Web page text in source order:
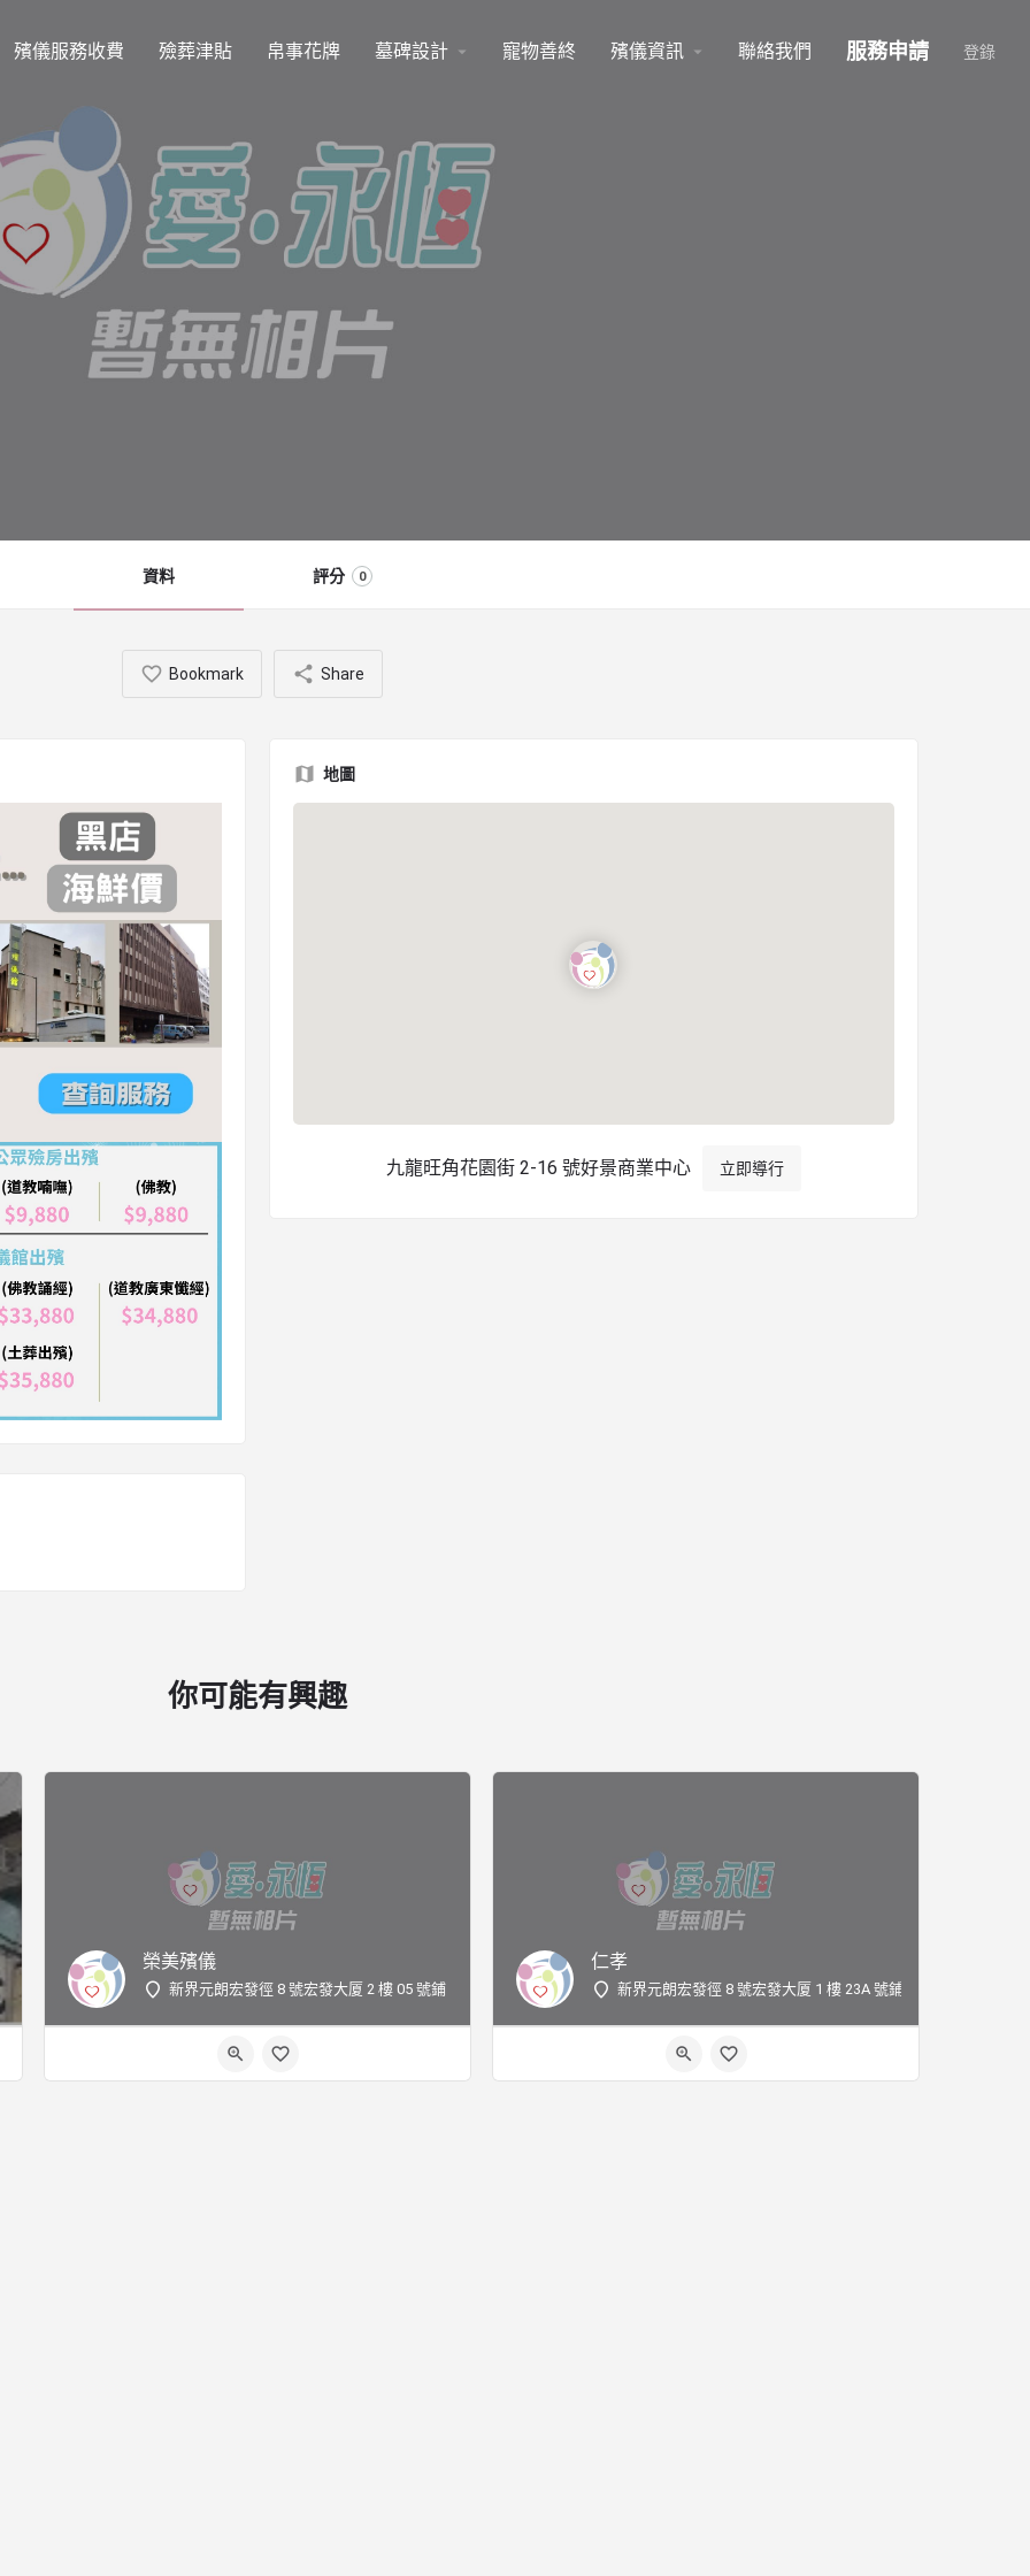
殯儀服務收費 殮葬津貼 帛事花牌 墓碑設計 arrow_drop_down 寵物善終 殯儀資訊 arrow_drop_down 聯絡我們 服務申請 登錄
資料 評分 0
Bookmark Share
地圖
九龍旺角花園街 2-16 號好景商業中心 立即導行
你可能有興趣
榮美殯儀
新界元朗宏發徑 8 號宏發大厦 2 樓 05 號鋪
仁孝
新界元朗宏發徑 8 號宏發大厦 1 樓 23A 號鋪